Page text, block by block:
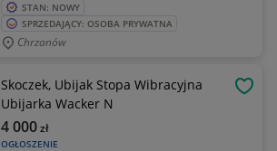
STAN: NOWY
SPRZEDAJĄCY: OSOBA PRYWATNA
Chrzanów
Skoczek, Ubijak Stopa Wibracyjna
Ubijarka Wacker N
OGŁOSZENIE
4 000zł